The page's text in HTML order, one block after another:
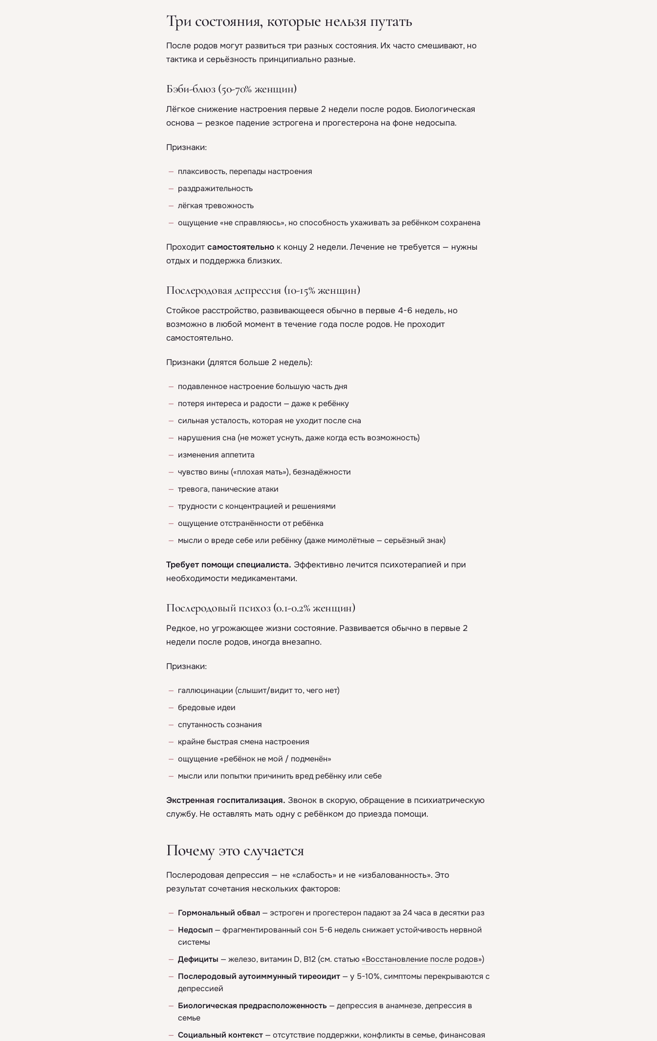
Три состояния, которые нельзя путать
После родов могут развиться три разных состояния. Их часто смешивают, но
тактика и серьёзность принципиально разные.
Бэби-блюз (50-70% женщин)
Лёгкое снижение настроения первые 2 недели после родов. Биологическая
основа — резкое падение эстрогена и прогестерона на фоне недосыпа.
Признаки:
плаксивость, перепады настроения
раздражительность
лёгкая тревожность
ощущение «не справляюсь», но способность ухаживать за ребёнком сохранена
Проходит самостоятельно к концу 2 недели. Лечение не требуется — нужны
отдых и поддержка близких.
Послеродовая депрессия (10-15% женщин)
Стойкое расстройство, развивающееся обычно в первые 4-6 недель, но
возможно в любой момент в течение года после родов. Не проходит
самостоятельно.
Признаки (длятся больше 2 недель):
подавленное настроение большую часть дня
потеря интереса и радости — даже к ребёнку
сильная усталость, которая не уходит после сна
нарушения сна (не может уснуть, даже когда есть возможность)
изменения аппетита
чувство вины («плохая мать»), безнадёжности
тревога, панические атаки
трудности с концентрацией и решениями
ощущение отстранённости от ребёнка
мысли о вреде себе или ребёнку (даже мимолётные — серьёзный знак)
Требует помощи специалиста. Эффективно лечится психотерапией и при
необходимости медикаментами.
Послеродовый психоз (0.1-0.2% женщин)
Редкое, но угрожающее жизни состояние. Развивается обычно в первые 2
недели после родов, иногда внезапно.
Признаки:
галлюцинации (слышит/видит то, чего нет)
бредовые идеи
спутанность сознания
крайне быстрая смена настроения
ощущение «ребёнок не мой / подменён»
мысли или попытки причинить вред ребёнку или себе
Экстренная госпитализация. Звонок в скорую, обращение в психиатрическую
службу. Не оставлять мать одну с ребёнком до приезда помощи.
Почему это случается
Послеродовая депрессия — не «слабость» и не «избалованность». Это
результат сочетания нескольких факторов:
Гормональный обвал — эстроген и прогестерон падают за 24 часа в десятки раз
Недосып — фрагментированный сон 5-6 недель снижает устойчивость нервной
системы
Дефициты — железо, витамин D, B12 (см. статью «Восстановление после родов»)
Послеродовый аутоиммунный тиреоидит — у 5-10%, симптомы перекрываются с
депрессией
Биологическая предрасположенность — депрессия в анамнезе, депрессия в
семье
Социальный контекст — отсутствие поддержки, конфликты в семье, финансовая